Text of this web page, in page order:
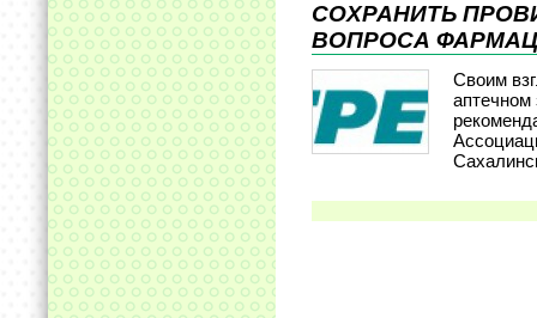
СОХРАНИТЬ
ВОПРОСА
Своим
аптечном